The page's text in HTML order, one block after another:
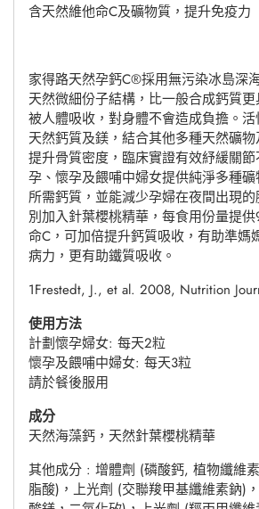
含天然維他命C及礦物質，提升免疫力
家得路天然孕鈣C®採用無污染冰島深
天然微細份子結構，比一般合成鈣質
被人體吸收，對身體不會造成負擔。
天然鈣質及鎂，結合其他多種天然礦
提升骨質密度，臨床實證有效紓緩關
孕、懷孕及餵哺中婦女提供純淨多種
所需鈣質，並能減少孕婦在夜間出現
別加入針葉櫻桃精華，每食用份量提
命C，可加倍提升鈣質吸收，有助準媽
病力，更有助鐵質吸收。
1Frestedt, J., et al. 2008, Nutrition
使用方法
計劃懷孕婦女: 每天2粒
懷孕及餵哺中婦女: 每天3粒
請於餐後服用
成分
天然海藻鈣，天然針葉櫻桃精華
其他成分 : 增體劑 (磷酸鈣, 植物纖維
脂酸)，上光劑 (交聯羧甲基纖維素鈉)